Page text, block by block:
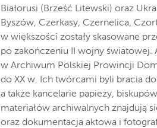
Białorusi (Brześć Litewski) oraz
Byszów, Czerkasy, Czernelica,
w większości zostały skasowane
po zakończeniu II wojny światowej.
w Archiwum Polskiej Prowincji
do XX w. Ich twórcami byli bracia
a także kancelarie papieży,
materiałów archiwalnych znajdują
oraz dokumentacja aktowa i